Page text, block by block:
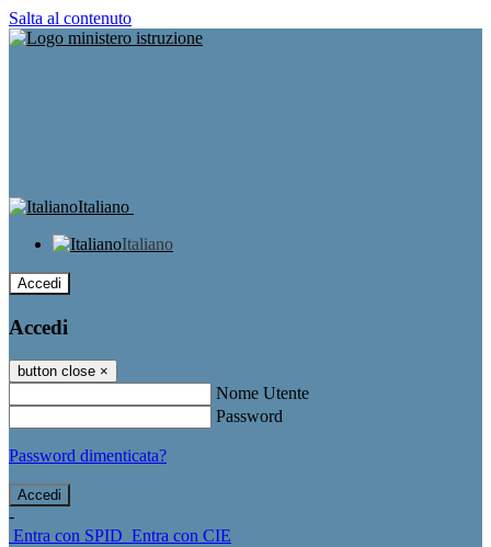
Salta al contenuto
Italiano
Italiano
Accedi
Accedi
button close ×
Nome Utente
Password
Password dimenticata?
-
Entra con SPID Entra con CIE